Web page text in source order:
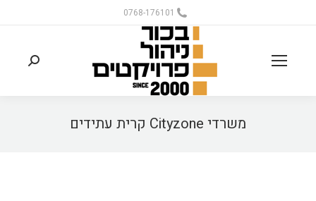
0768-176101
משרדי Cityzone קרית עתידים